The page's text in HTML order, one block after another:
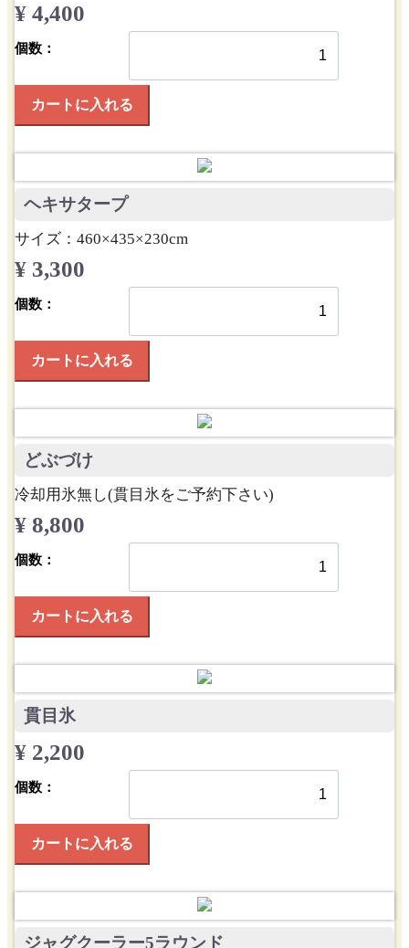
¥ 4,400
個数：
カートに入れる
ヘキサタープ
サイズ：460×435×230cm
¥ 3,300
個数：
カートに入れる
どぶづけ
冷却用氷無し(貫目氷をご予約下さい)
¥ 8,800
個数：
カートに入れる
貫目氷
¥ 2,200
個数：
カートに入れる
ジャグクーラー5ラウンド